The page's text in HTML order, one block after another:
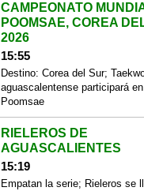
CAMPEONATO
POOMSAE, COREA
2026
15:55
Destino: Corea del Sur;
aguascalentense participará
Poomsae
RIELEROS DE
AGUASCALIENTES
15:19
Empatan la serie; Rieleros se